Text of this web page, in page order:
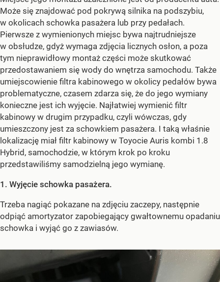
Może się znajdować pod pokrywą silnika na podszybiu,
w okolicach schowka pasażera lub przy pedałach.
Pierwsze z wymienionych miejsc bywa najtrudniejsze
w obsłudze, gdyż wymaga zdjęcia licznych osłon, a poza
tym nieprawidłowy montaż części może skutkować
przedostawaniem się wody do wnętrza samochodu. Także
umiejscowienie filtra kabinowego w okolicy pedałów bywa
problematyczne, czasem zdarza się, że do jego wymiany
konieczne jest ich wyjęcie. Najłatwiej wymienić filtr
kabinowy w drugim przypadku, czyli wówczas, gdy
umieszczony jest za schowkiem pasażera. I taką właśnie
lokalizację miał filtr kabinowy w Toyocie Auris kombi 1.8
Hybrid, samochodzie, w którym krok po kroku
przedstawiliśmy samodzielną jego wymianę.
1. Wyjęcie schowka pasażera.
Trzeba nagiąć pokazane na zdjęciu zaczepy, następnie
odpiąć amortyzator zapobiegający gwałtownemu opadaniu
schowka i wyjąć go z zawiasów.